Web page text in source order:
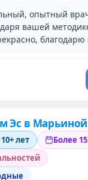
опытный
вашей
благодарю
место в рейтинге
Эс в
лет
Более